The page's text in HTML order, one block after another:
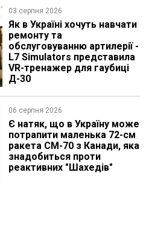
03 серпня 2026
Як в Україні хочуть навчати
ремонту та
обслуговуванню артилерії -
L7 Simulators представила
VR-тренажер для гаубиці
Д-30
06 серпня 2026
Є натяк, що в Україну може
потрапити маленька 72-см
ракета CM-70 з Канади, яка
знадобиться проти
реактивних "Шахедів"